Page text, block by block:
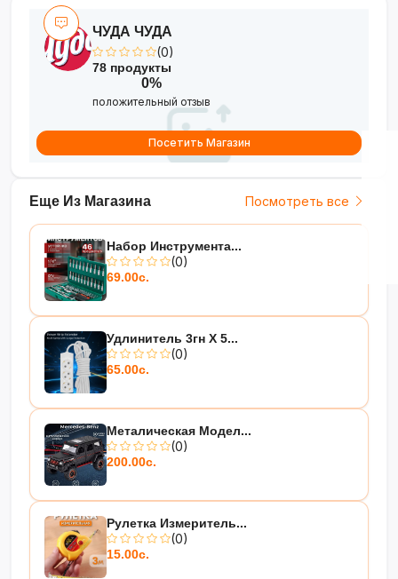
Еще Из Магазина Посмотреть все
Набор Инструмента...
(0)
69.00с.
Удлинитель 3гн Х 5...
(0)
65.00с.
Металическая Модел...
(0)
200.00с.
Рулетка Измеритель...
(0)
15.00с.
ЧУДА ЧУДА
(0)
78 продукты
0%
положительный отзыв
Посетить Магазин